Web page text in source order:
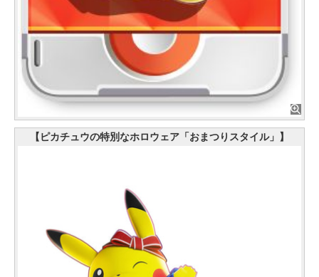
【ピカチュウの特別なホロウェア「おまつりスタイル」】